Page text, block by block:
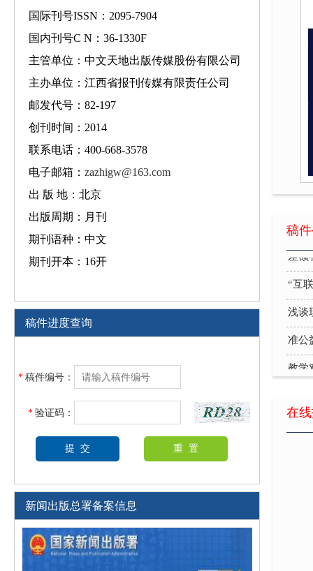
稿
“互
“互
浅谈
准公
教学
在
国际刊号ISSN：2095-7904
国内刊号C N：36-1330F
主管单位：中文天地出版传媒股份有限公司
主办单位：江西省报刊传媒有限责任公司
邮发代号：82-197
创刊时间：2014
联系电话：400-668-3578
电子邮箱： zazhigw@163.com
出 版 地：北京
出版周期：月刊
期刊语种：中文
期刊开本：16开
稿件进度查询
* 稿件编号：
* 验证码：
新闻出版总署备案信息